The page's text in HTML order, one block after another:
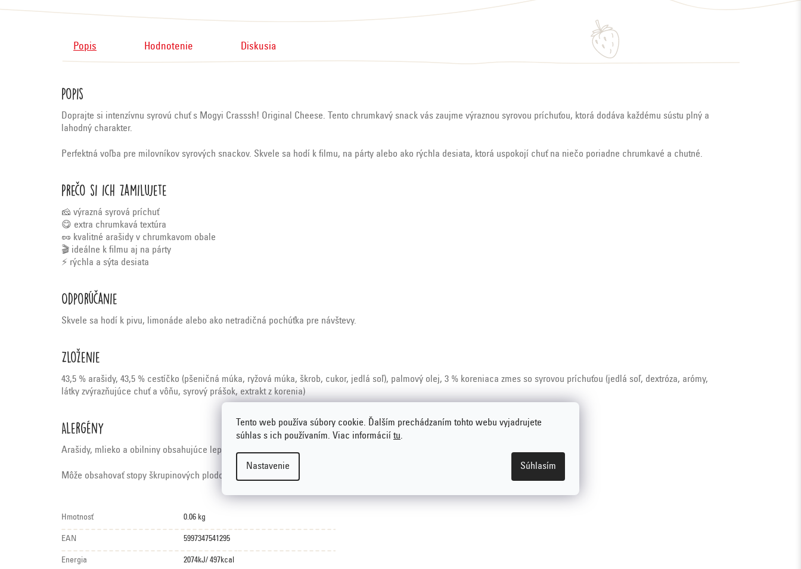
Tento web používa súbory cookie. Ďalším prechádzaním tohto webu vyjadrujete
súhlas s ich používaním. Viac informácií tu.
Nastavenie Súhlasím
Popis Hodnotenie Diskusia
Popis
Doprajte si intenzívnu syrovú chuť s Mogyi Crasssh! Original Cheese. Tento chrumkavý snack vás zaujme výraznou syrovou príchuťou, ktorá dodáva každému sústu plný a
lahodný charakter.
Perfektná voľba pre milovníkov syrových snackov. Skvele sa hodí k filmu, na párty alebo ako rýchla desiata, ktorá uspokojí chuť na niečo poriadne chrumkavé a chutné.
Prečo si ich zamilujete
🧀 výrazná syrová príchuť
😋 extra chrumkavá textúra
🥜 kvalitné arašidy v chrumkavom obale
🎬 ideálne k filmu aj na párty
⚡ rýchla a sýta desiata
Odporúčanie
Skvele sa hodí k pivu, limonáde alebo ako netradičná pochúťka pre návštevy.
Zloženie
43,5 % arašidy, 43,5 % cestíčko (pšeničná múka, ryžová múka, škrob, cukor, jedlá soľ), palmový olej, 3 % koreniaca zmes so syrovou príchuťou (jedlá soľ, dextróza, arómy,
látky zvýrazňujúce chuť a vôňu, syrový prášok, extrakt z korenia)
Alergény
Arašidy, mlieko a obilniny obsahujúce lepok.
Môže obsahovať stopy škrupinových plodov.
Hmotnosť 0.06 kg
EAN 5997347541295
Energia 2074kJ/ 497kcal